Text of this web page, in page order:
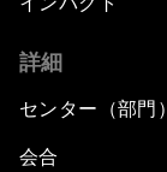
詳細
センター（部門）
会合